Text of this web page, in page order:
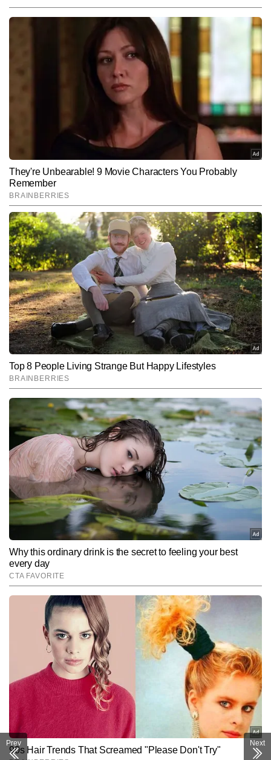
रवि वैश्य टाइम्स नाउ नवभारत डिजिटल के न्यूज डेस्क पर कार्यरत एक सीनियर
जर्नलिस्ट हैं, जिन्हें पत्रकारिता में 20 वर्षों का व्यापक अनुभव हासिल है। खबरों की
बारीकियों को समझने और तेजी से प्रस्तुत करने में उनकी विशेष दक्षता है। टीवी
पत्रकारिता में रिपोर्टिंग और डेस्क—दोनों क्षेत्रों में अनुभव होने के कारण वे समाचारों
को बहुआयामी दृष्टिकोण से देखते हैं। देश–दुनिया की ताजातरीन अपडेट्स, ब्रेकिंग
न्यूज, एक्सप्लेनर और विशेष स्टोरीज तैयार करने में वे सिद्धहस्त हैं। उनकी
प्राथमिकता हमेशा यही रही है कि हर खबर तेज, सटीक और जानकारीपूर्ण रूप में
पाठकों तक पहुंचे। रवि वैश्य अब तक 22,000 से अधिक खबरें लिख चुके हैं, जिनमें
कई एक्सक्लूसिव रिपोर्ट्स, इंटरव्यू, ग्राउंड रिपोर्ट्स, विश्लेषण और एक्सप्लेनर
Subscribe to our daily Newsletter!
SUBMIT
Prev Next